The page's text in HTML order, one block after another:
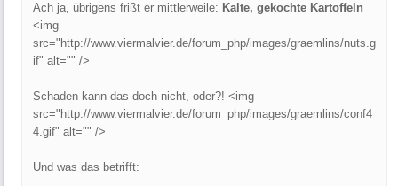
Ach ja, übrigens frißt er mittlerweile: Kalte, gekochte Kartoffeln
<img
src="http://www.viermalvier.de/forum_php/images/graemlins/nuts.g
if" alt="" />
Schaden kann das doch nicht, oder?! <img
src="http://www.viermalvier.de/forum_php/images/graemlins/conf4
4.gif" alt="" />
Und was das betrifft: